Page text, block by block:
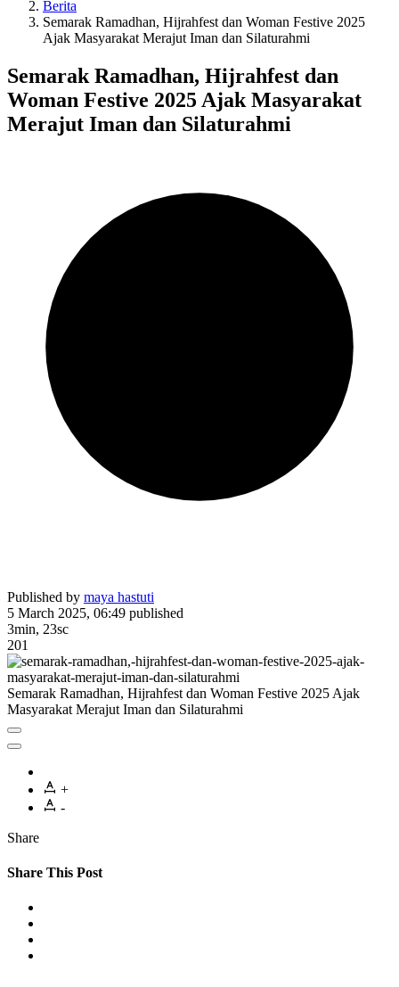
Berita
Semarak Ramadhan, Hijrahfest dan Woman Festive 2025
Ajak Masyarakat Merajut Iman dan Silaturahmi
Semarak Ramadhan, Hijrahfest dan
Woman Festive 2025 Ajak Masyarakat
Merajut Iman dan Silaturahmi
Published by maya hastuti
5 March 2025, 06:49 published
3min, 23sc
201
Semarak Ramadhan, Hijrahfest dan Woman Festive 2025 Ajak
Masyarakat Merajut Iman dan Silaturahmi
+
-
Share
Share This Post